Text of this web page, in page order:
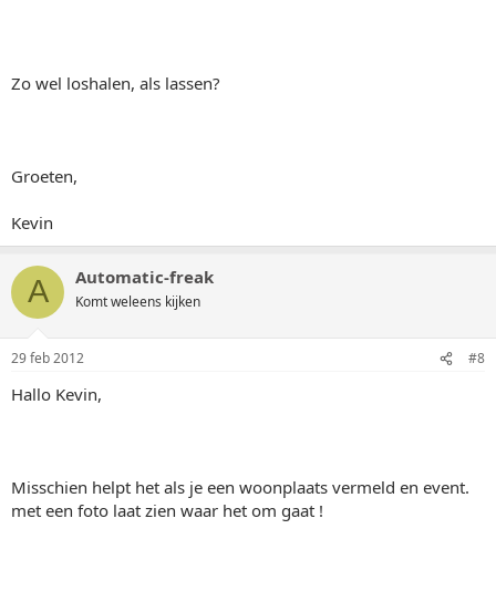
Zo wel loshalen, als lassen?
Groeten,
Kevin
A Automatic-freak
Komt weleens kijken
29 feb 2012 #8
Hallo Kevin,
Misschien helpt het als je een woonplaats vermeld en event.
met een foto laat zien waar het om gaat !